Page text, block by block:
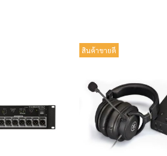
สินค้าขายดี